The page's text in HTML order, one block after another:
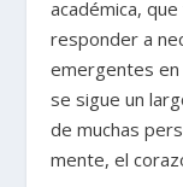
académica,
responder a
emergentes
se sigue un
de muchas
mente, el